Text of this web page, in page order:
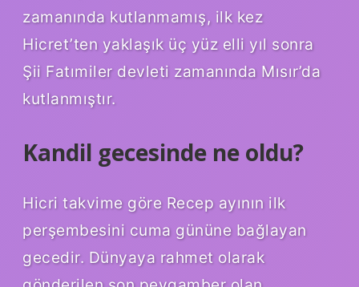
zamanında kutlanmamış, ilk kez
Hicret’ten yaklaşık üç yüz elli yıl sonra
Şii Fatımiler devleti zamanında Mısır’da
kutlanmıştır.
Kandil gecesinde ne oldu?
Hicri takvime göre Recep ayının ilk
perşembesini cuma gününe bağlayan
gecedir. Dünyaya rahmet olarak